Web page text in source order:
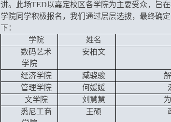
讲。此场TED以嘉定校区各学院为主要受众，旨
学院同学积极报名，我们通过层层选拔，最终确
下：
学院
姓名
数码艺术
学院
安柏文
经济学院 臧骁骏
管理学院 何媛媛
文学院 刘慧慧
悉尼工商
王硕